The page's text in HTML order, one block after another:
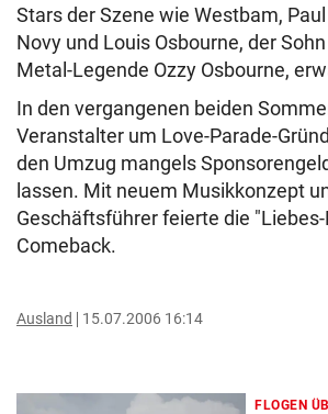
Stars der Szene wie Westbam,
Novy und Louis Osbourne, der
Metal-Legende Ozzy Osbourne,
In den vergangenen beiden
Veranstalter um Love-Parade-
den Umzug mangels
lassen. Mit neuem Musikkonzept
Geschäftsführer feierte die
Comeback.
Ausland 15.07.2006 16:14
FLOGEN